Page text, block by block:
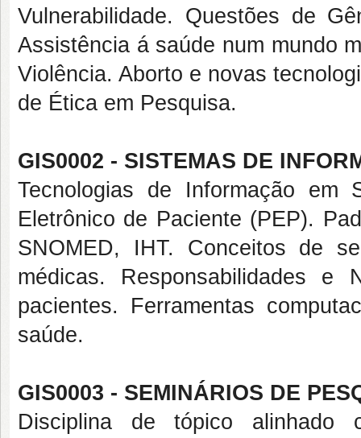
Vulnerabilidade. Questões de
Assistência á saúde num mundo
Violência. Aborto e novas
de Ética em Pesquisa.
GIS0002 - SISTEMAS DE
Tecnologias de Informação em
Eletrônico de Paciente (PEP).
SNOMED, IHT. Conceitos de
médicas. Responsabilidades
pacientes. Ferramentas
saúde.
GIS0003 - SEMINÁRIOS DE
Disciplina de tópico